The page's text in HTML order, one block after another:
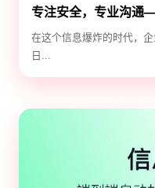
专注安全，专业沟通
全守护神
在这个信息爆炸的时代，
日...